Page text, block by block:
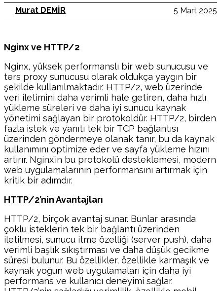
5 Mart 2025
Murat DEMİR
Nginx ve HTTP/2
Nginx, yüksek performanslı bir web sunucusu ve
ters proxy sunucusu olarak oldukça yaygın bir
şekilde kullanılmaktadır. HTTP/2, web üzerinde
veri iletimini daha verimli hale getiren, daha hızlı
yükleme süreleri ve daha iyi sunucu kaynak
yönetimi sağlayan bir protokoldür. HTTP/2, birden
fazla istek ve yanıtı tek bir TCP bağlantısı
üzerinden göndermeye olanak tanır, bu da kaynak
kullanımını optimize eder ve sayfa yükleme hızını
artırır. Nginx’in bu protokolü desteklemesi, modern
web uygulamalarının performansını artırmak için
kritik bir adımdır.
HTTP/2’nin Avantajları
HTTP/2, birçok avantaj sunar. Bunlar arasında
çoklu isteklerin tek bir bağlantı üzerinden
iletilmesi, sunucu itme özelliği (server push), daha
verimli başlık sıkıştırması ve daha düşük gecikme
süresi bulunur. Bu özellikler, özellikle karmaşık ve
kaynak yoğun web uygulamaları için daha iyi
performans ve kullanıcı deneyimi sağlar.